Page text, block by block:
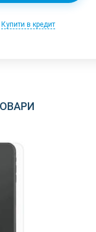
Купити в кредит